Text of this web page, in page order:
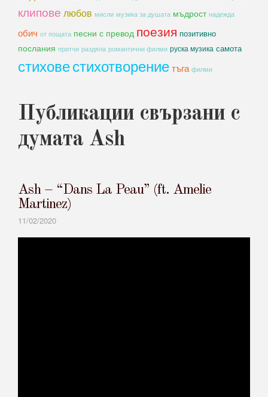
клипове любов мисли музика за душата мъдрост надежда
обич от пощата песни с превод поезия позитивно
послания притчи раздяла романтични филми руска музика самота
стиховестихотворениетъга филми
Публикации свързани с
думата Ash
Ash – “Dans La Peau” (ft. Amelie
Martinez)
11/02/2020